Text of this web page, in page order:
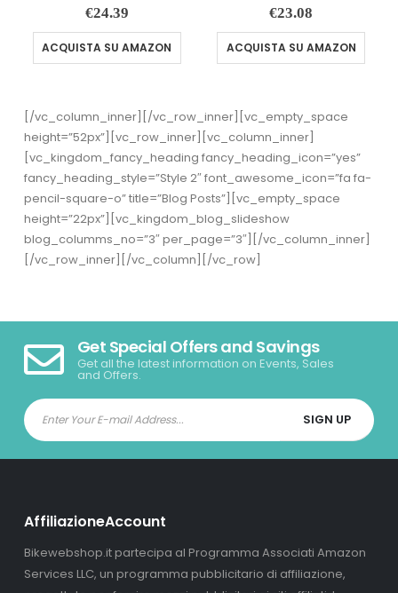
€24.39
ACQUISTA SU AMAZON
€23.08
ACQUISTA SU AMAZON
[/vc_column_inner][/vc_row_inner][vc_empty_space
height=”52px”][vc_row_inner][vc_column_inner]
[vc_kingdom_fancy_heading fancy_heading_icon=”yes”
fancy_heading_style=”Style 2″ font_awesome_icon=”fa fa-
pencil-square-o” title=”Blog Posts”][vc_empty_space
height=”22px”][vc_kingdom_blog_slideshow
blog_columms_no=”3″ per_page=”3″][/vc_column_inner]
[/vc_row_inner][/vc_column][/vc_row]
Get Special Offers and Savings
Get all the latest information on Events, Sales
and Offers.
AffiliazioneAccount
Bikewebshop.it partecipa al Programma Associati Amazon
Services LLC, un programma pubblicitario di affiliazione,